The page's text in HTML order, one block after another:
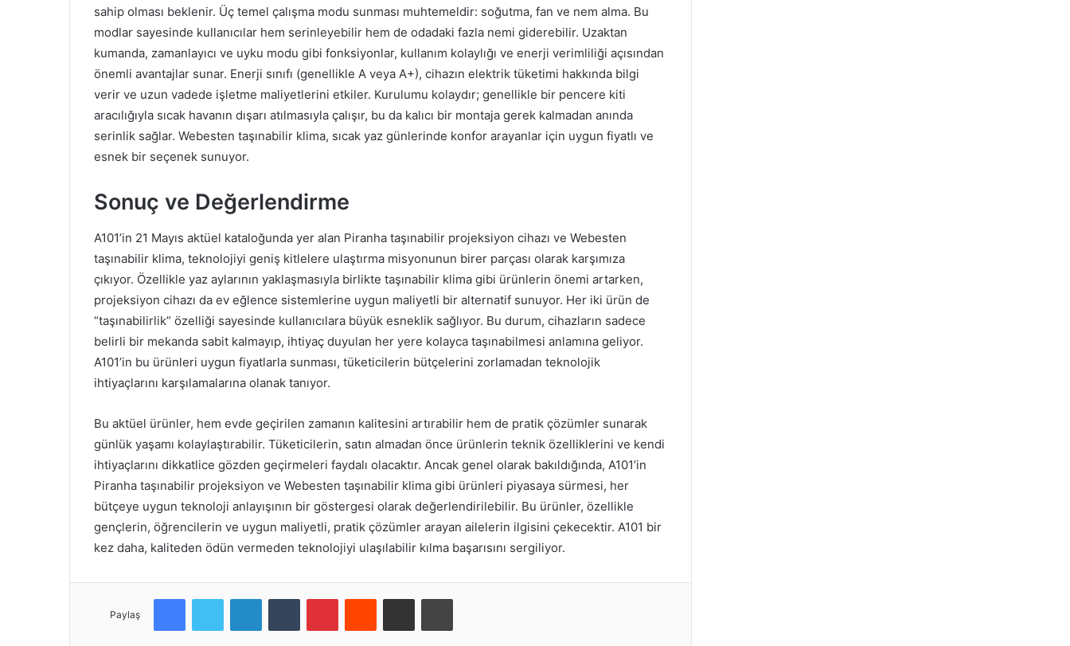
sahip olması beklenir. Üç temel çalışma modu sunması muhtemeldir: soğutma, fan ve nem alma. Bu
modlar sayesinde kullanıcılar hem serinleyebilir hem de odadaki fazla nemi giderebilir. Uzaktan
kumanda, zamanlayıcı ve uyku modu gibi fonksiyonlar, kullanım kolaylığı ve enerji verimliliği açısından
önemli avantajlar sunar. Enerji sınıfı (genellikle A veya A+), cihazın elektrik tüketimi hakkında bilgi
verir ve uzun vadede işletme maliyetlerini etkiler. Kurulumu kolaydır; genellikle bir pencere kiti
aracılığıyla sıcak havanın dışarı atılmasıyla çalışır, bu da kalıcı bir montaja gerek kalmadan anında
serinlik sağlar. Webesten taşınabilir klima, sıcak yaz günlerinde konfor arayanlar için uygun fiyatlı ve
esnek bir seçenek sunuyor.
Sonuç ve Değerlendirme
A101’in 21 Mayıs aktüel kataloğunda yer alan Piranha taşınabilir projeksiyon cihazı ve Webesten
taşınabilir klima, teknolojiyi geniş kitlelere ulaştırma misyonunun birer parçası olarak karşımıza
çıkıyor. Özellikle yaz aylarının yaklaşmasıyla birlikte taşınabilir klima gibi ürünlerin önemi artarken,
projeksiyon cihazı da ev eğlence sistemlerine uygun maliyetli bir alternatif sunuyor. Her iki ürün de
“taşınabilirlik” özelliği sayesinde kullanıcılara büyük esneklik sağlıyor. Bu durum, cihazların sadece
belirli bir mekanda sabit kalmayıp, ihtiyaç duyulan her yere kolayca taşınabilmesi anlamına geliyor.
A101’in bu ürünleri uygun fiyatlarla sunması, tüketicilerin bütçelerini zorlamadan teknolojik
ihtiyaçlarını karşılamalarına olanak tanıyor.
Bu aktüel ürünler, hem evde geçirilen zamanın kalitesini artırabilir hem de pratik çözümler sunarak
günlük yaşamı kolaylaştırabilir. Tüketicilerin, satın almadan önce ürünlerin teknik özelliklerini ve kendi
ihtiyaçlarını dikkatlice gözden geçirmeleri faydalı olacaktır. Ancak genel olarak bakıldığında, A101’in
Piranha taşınabilir projeksiyon ve Webesten taşınabilir klima gibi ürünleri piyasaya sürmesi, her
bütçeye uygun teknoloji anlayışının bir göstergesi olarak değerlendirilebilir. Bu ürünler, özellikle
gençlerin, öğrencilerin ve uygun maliyetli, pratik çözümler arayan ailelerin ilgisini çekecektir. A101 bir
kez daha, kaliteden ödün vermeden teknolojiyi ulaşılabilir kılma başarısını sergiliyor.
Paylaş